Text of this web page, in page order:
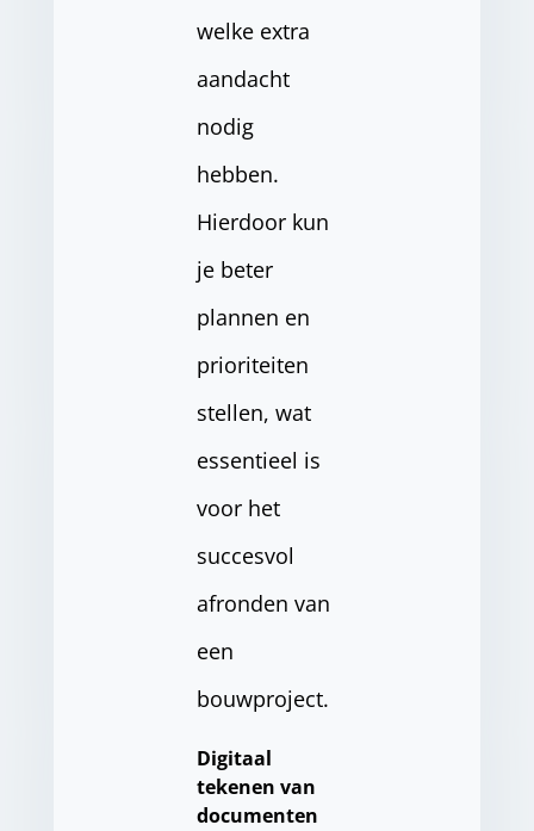
welke extra
aandacht
nodig
hebben.
Hierdoor kun
je beter
plannen en
prioriteiten
stellen, wat
essentieel is
voor het
succesvol
afronden van
een
bouwproject.
Digitaal
tekenen van
documenten